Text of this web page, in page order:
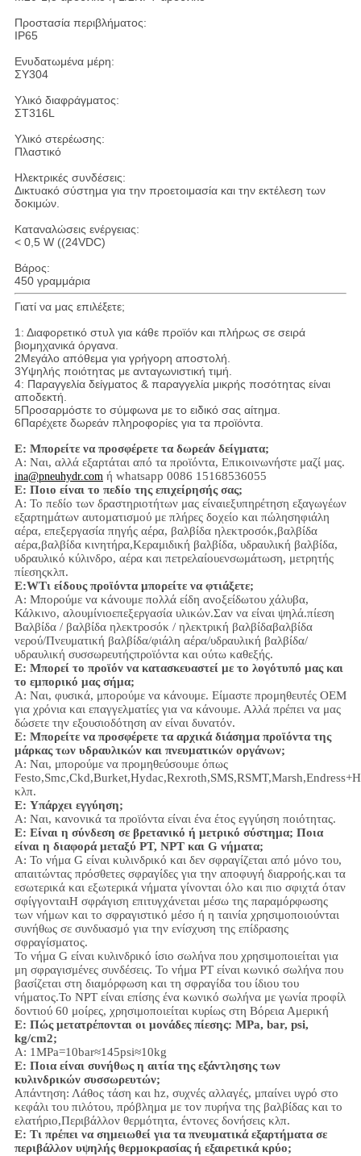
Προστασία περιβλήματος:
IP65
Ενυδατωμένα μέρη:
ΣΥ304
Υλικό διαφράγματος:
ΣΤ316L
Υλικό στερέωσης:
Πλαστικό
Ηλεκτρικές συνδέσεις:
Δικτυακό σύστημα για την προετοιμασία και την εκτέλεση των
δοκιμών.
Καταναλώσεις ενέργειας:
< 0,5 W ((24VDC)
Βάρος:
450 γραμμάρια
Γιατί να μας επιλέξετε;
1: Διαφορετικό στυλ για κάθε προϊόν και πλήρως σε σειρά
βιομηχανικά όργανα.
2Μεγάλο απόθεμα για γρήγορη αποστολή.
3Υψηλής ποιότητας με ανταγωνιστική τιμή.
4: Παραγγελία δείγματος & παραγγελία μικρής ποσότητας είναι
αποδεκτή.
5Προσαρμόστε το σύμφωνα με το ειδικό σας αίτημα.
6Παρέχετε δωρεάν πληροφορίες για τα προϊόντα.
Ε: Μπορείτε να προσφέρετε τα δωρεάν δείγματα;
Α: Ναι, αλλά εξαρτάται από τα προϊόντα, Επικοινωνήστε μαζί μας.
ina@pneuhydr.com ή whatsapp 0086 15168536055
Ε: Ποιο είναι το πεδίο της επιχείρησής σας;
Α: Το πεδίο των δραστηριοτήτων μας είναιεξυπηρέτηση εξαγωγέων
εξαρτημάτων αυτοματισμού με πλήρες δοχείο και πώλησηφιάλη
αέρα, επεξεργασία πηγής αέρα, βαλβίδα ηλεκτροσόκ,βαλβίδα
αέρα,βαλβίδα κινητήρα,Κεραμιδική βαλβίδα, υδραυλική βαλβίδα,
υδραυλικό κύλινδρο, αέρα και πετρελαίουενσωμάτωση, μετρητής
πίεσηςκλπ.
Ε:WΤι είδους προϊόντα μπορείτε να φτιάξετε;
Α: Μπορούμε να κάνουμε πολλά είδη ανοξείδωτου χάλυβα,
Κάλκινο, αλουμίνιοεπεξεργασία υλικών.Σαν να είναι ψηλά.πίεση
Βαλβίδα / βαλβίδα ηλεκτροσόκ / ηλεκτρική βαλβίδαβαλβίδα
νερού/Πνευματική βαλβίδα/φιάλη αέρα/υδραυλική βαλβίδα/
υδραυλική συσσωρευτήςπροϊόντα και ούτω καθεξής.
Ε: Μπορεί το προϊόν να κατασκευαστεί με το λογότυπό μας και
το εμπορικό μας σήμα;
Α: Ναι, φυσικά, μπορούμε να κάνουμε. Είμαστε προμηθευτές OEM
για χρόνια και επαγγελματίες για να κάνουμε. Αλλά πρέπει να μας
δώσετε την εξουσιοδότηση αν είναι δυνατόν.
Ε: Μπορείτε να προσφέρετε τα αρχικά διάσημα προϊόντα της
μάρκας των υδραυλικών και πνευματικών οργάνων;
Α: Ναι, μπορούμε να προμηθεύσουμε όπως
κλπ.
Ε: Υπάρχει εγγύηση;
Α: Ναι, κανονικά τα προϊόντα είναι ένα έτος εγγύηση ποιότητας.
Ε: Είναι η σύνδεση σε βρετανικό ή μετρικό σύστημα; Ποια
είναι η διαφορά μεταξύ PT, NPT και G νήματα;
Α: Το νήμα G είναι κυλινδρικό και δεν σφραγίζεται από μόνο του,
απαιτώντας πρόσθετες σφραγίδες για την αποφυγή διαρροής.και τα
εσωτερικά και εξωτερικά νήματα γίνονται όλο και πιο σφιχτά όταν
σφίγγονταιΗ σφράγιση επιτυγχάνεται μέσω της παραμόρφωσης
των νήμων και το σφραγιστικό μέσο ή η ταινία χρησιμοποιούνται
συνήθως σε συνδυασμό για την ενίσχυση της επίδρασης
σφραγίσματος.
Το νήμα G είναι κυλινδρικό ίσιο σωλήνα που χρησιμοποιείται για
μη σφραγισμένες συνδέσεις. Το νήμα PT είναι κωνικό σωλήνα που
βασίζεται στη διαμόρφωση και τη σφραγίδα του ίδιου του
νήματος.Το NPT είναι επίσης ένα κωνικό σωλήνα με γωνία προφίλ
δοντιού 60 μοίρες, χρησιμοποιείται κυρίως στη Βόρεια Αμερική
Ε: Πώς μετατρέπονται οι μονάδες πίεσης: MPa, bar, psi,
kg/cm2;
Α: 1MPa=10bar≈145psi≈10kg
Ε: Ποια είναι συνήθως η αιτία της εξάντλησης των
κυλινδρικών συσσωρευτών;
Απάντηση: Λάθος τάση και hz, συχνές αλλαγές, μπαίνει υγρό στο
κεφάλι του πιλότου, πρόβλημα με τον πυρήνα της βαλβίδας και το
ελατήριο,Περιβάλλον θερμότητα, έντονες δονήσεις κλπ.
Ε: Τι πρέπει να σημειωθεί για τα πνευματικά εξαρτήματα σε
περιβάλλον υψηλής θερμοκρασίας ή εξαιρετικά κρύο;